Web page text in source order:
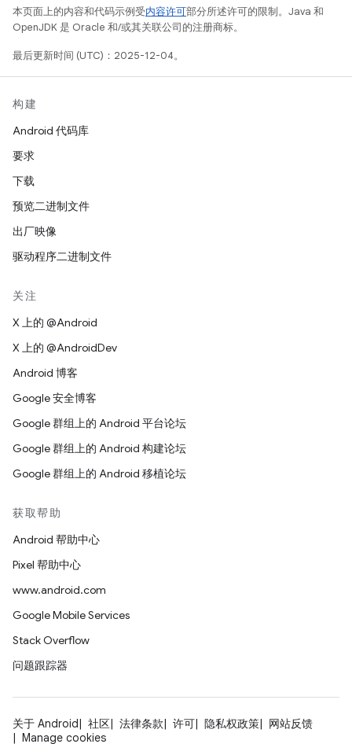
本页面上的内容和代码示例受内容许可部分所述许可的限制。Java 和
OpenJDK 是 Oracle 和/或其关联公司的注册商标。
最后更新时间 (UTC)：2025-12-04。
构建
Android 代码库
要求
下载
预览二进制文件
出厂映像
驱动程序二进制文件
关注
X 上的 @Android
X 上的 @AndroidDev
Android 博客
Google 安全博客
Google 群组上的 Android 平台论坛
Google 群组上的 Android 构建论坛
Google 群组上的 Android 移植论坛
获取帮助
Android 帮助中心
Pixel 帮助中心
www.android.com
Google Mobile Services
Stack Overflow
问题跟踪器
关于 Android 社区 法律条款 许可 隐私权政策
网站反馈
Manage cookies